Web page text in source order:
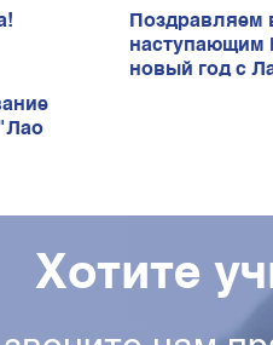
Поздравляем
наступающим
новый год с
Хотите